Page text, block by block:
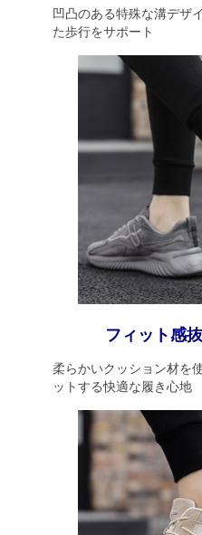
凹凸のある特殊な溝デザ
た歩行をサポート
フィット感
柔らかいクッション材を
ットする快適な履き心地